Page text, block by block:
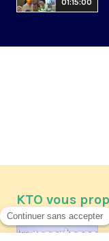
01:15:00
KTO vous